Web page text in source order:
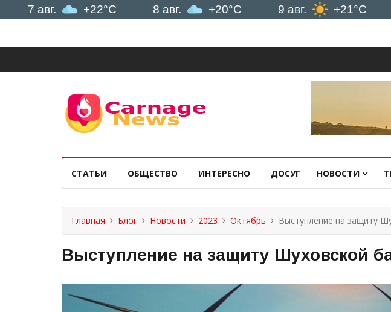
+22°C +20°C +21°C 10
СТАТЬИ ОБЩЕСТВО ИНТЕРЕСНО ДОСУГ НОВОСТИ
Главная Блог Новости 2023 Октябрь Выступление на защиту
Выступление на защиту Шуховской